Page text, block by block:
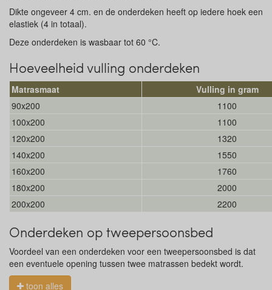
Dikte ongeveer 4 cm. en de onderdeken heeft op iedere hoek een
elastiek (4 in totaal).
Deze onderdeken is wasbaar tot 60 °C.
Hoeveelheid vulling onderdeken
Matrasmaat
Vulling in gram
90x200
1100
100x200
1100
120x200
1320
140x200
1550
160x200
1760
180x200
2000
200x200
2200
Onderdeken op tweepersoonsbed
Voordeel van een onderdeken voor een tweepersoonsbed is dat
een eventuele opening tussen twee matrassen bedekt wordt.
toon alles